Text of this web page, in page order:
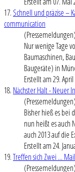
17. Schnell und präzise –
communication
(Pressemeldungen)
Nur wenige Tage
Baumaschinen,
Baugeräte) in
Erstellt am 29.
18. Nächster Halt - Neuer
(Pressemeldungen)
Bisher hieß es bei
nun heißt es auch
auch 2013 auf die
Erstellt am 24.
19.Treffen sich Zwei ...
(Pressemeldungen)